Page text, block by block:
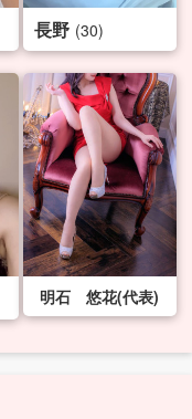
長野 (30)
(22)
明石 悠花(代表)